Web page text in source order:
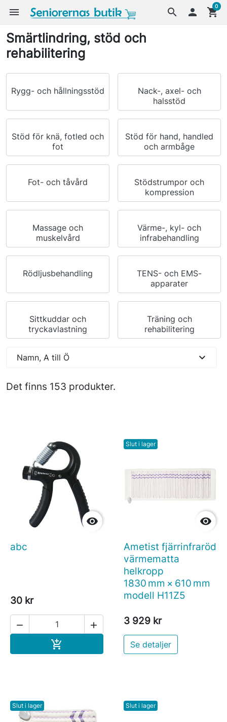
search
menu  shopping_cart
0
Smärtlindring, stöd och
rehabilitering
Rygg- och hållningsstöd
Nack-, axel- och
halsstöd
Stöd för knä, fotled och
fot
Stöd för hand, handled
och armbåge
Fot- och tåvård
Stödstrumpor och
kompression
Massage och
muskelvård
Värme-, kyl- och
infrabehandling
Rödljusbehandling
TENS- och EMS-
apparater
Sittkuddar och
tryckavlastning
Träning och
rehabilitering
Det finns 153 produkter.
Namn, A till Ö expand_more

abc
30 kr
 

Slut i lager

Ametist fjärrinfraröd
värmematta
helkropp
1830 mm × 610 mm
modell H11Z5
3 929 kr
Se detaljer
Slut i lager Slut i lager